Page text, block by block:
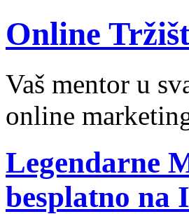
Online
Vaš mentor u
online
Legendarne
besplatno na